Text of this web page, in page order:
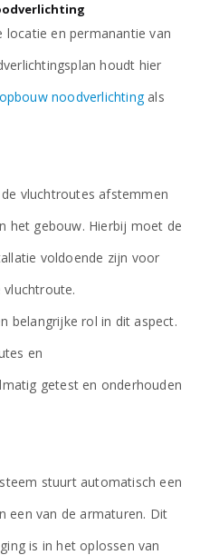
locatie en permanantie van
houdt hier
opbouw noodverlichtingals
vluchtroutes afstemmen
het gebouw. Hierbij moet de
voldoende zijn voor
vluchtroute.
belangrijke rol in dit aspect.
en
getest en onderhouden
stuurt automatisch een
een van de armaturen. Dit
is in het oplossen van